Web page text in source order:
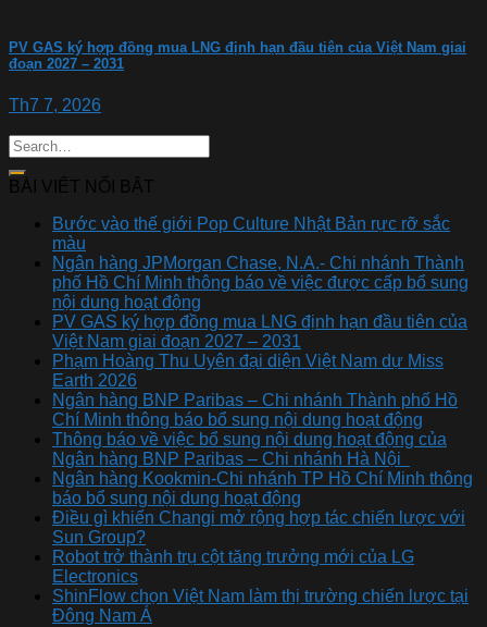
PV GAS ký hợp đồng mua LNG định hạn đầu tiên của Việt Nam giai
đoạn 2027 – 2031
Th7 7, 2026
BÀI VIẾT NỔI BẬT
Bước vào thế giới Pop Culture Nhật Bản rực rỡ sắc
màu
Ngân hàng JPMorgan Chase, N.A.- Chi nhánh Thành
phố Hồ Chí Minh thông báo về việc được cấp bổ sung
nội dung hoạt động
PV GAS ký hợp đồng mua LNG định hạn đầu tiên của
Việt Nam giai đoạn 2027 – 2031
Phạm Hoàng Thu Uyên đại diện Việt Nam dự Miss
Earth 2026
Ngân hàng BNP Paribas – Chi nhánh Thành phố Hồ
Chí Minh thông báo bổ sung nội dung hoạt động
Thông báo về việc bổ sung nội dung hoạt động của
Ngân hàng BNP Paribas – Chi nhánh Hà Nội
Ngân hàng Kookmin-Chi nhánh TP Hồ Chí Minh thông
báo bổ sung nội dung hoạt động
Điều gì khiến Changi mở rộng hợp tác chiến lược với
Sun Group?
Robot trở thành trụ cột tăng trưởng mới của LG
Electronics
ShinFlow chọn Việt Nam làm thị trường chiến lược tại
Đông Nam Á